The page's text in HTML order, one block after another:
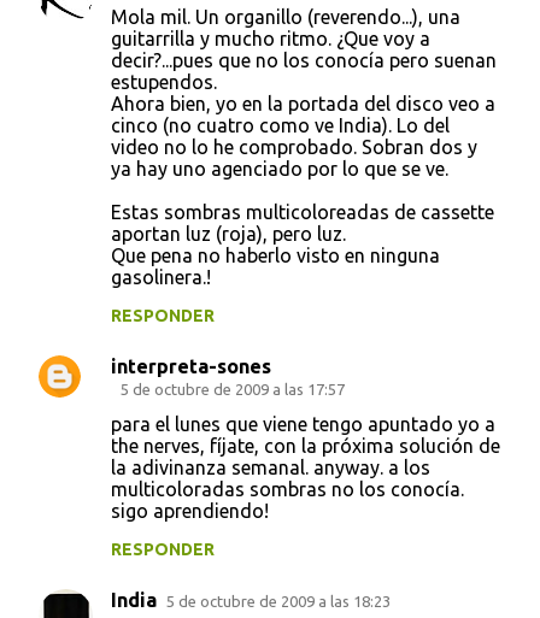
Mola mil. Un organillo (reverendo...), una
guitarrilla y mucho ritmo. ¿Que voy a
decir?...pues que no los conocía pero suenan
estupendos.
Ahora bien, yo en la portada del disco veo a
cinco (no cuatro como ve India). Lo del
video no lo he comprobado. Sobran dos y
ya hay uno agenciado por lo que se ve.
Estas sombras multicoloreadas de cassette
aportan luz (roja), pero luz.
Que pena no haberlo visto en ninguna
gasolinera.!
RESPONDER
interpreta-sones
5 de octubre de 2009 a las 17:57
para el lunes que viene tengo apuntado yo a
the nerves, fíjate, con la próxima solución de
la adivinanza semanal. anyway. a los
multicoloradas sombras no los conocía.
sigo aprendiendo!
RESPONDER
India 5 de octubre de 2009 a las 18:23